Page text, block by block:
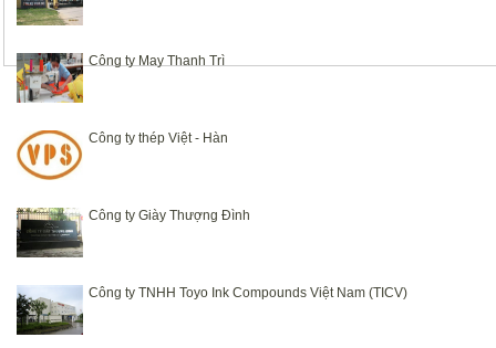
Công ty May Thanh Trì
Công ty thép Việt - Hàn
Công ty Giày Thượng Đình
Công ty TNHH Toyo Ink Compounds Việt Nam (TICV)